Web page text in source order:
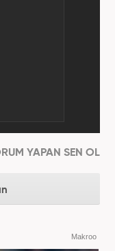
YAPAN SEN OL
Makroo